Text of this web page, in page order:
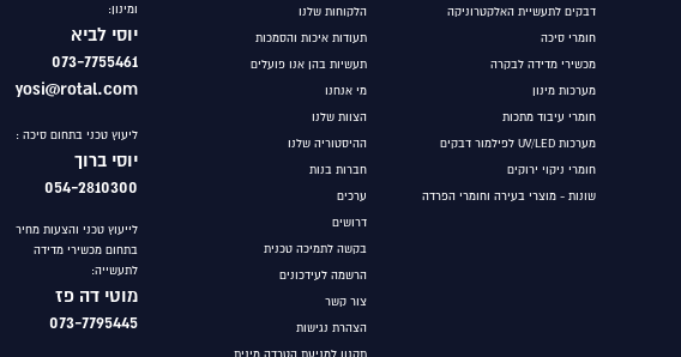
דבקים לתעשיית האלקטרוניקה
חומרי סיכה
מכשירי מדידה לבקרה
מערכות מינון
חומרי עיבוד מתכות
מערכות UV/LED לפילמור דבקים
חומרי ניקוי ירוקים
שונות - מוצרי בעירה וחומרי הפרדה
הלקוחות שלנו
תעודות איכות והסמכות
תעשיות בהן אנו פועלים
מי אנחנו
הצוות שלנו
ההיסטוריה שלנו
חברות בנות
ערכים
דרושים
בקשה לתמיכה טכנית
הרשמה לעידכונים
צור קשר
הצהרת נגישות
תקנון למניעת הטרדה מינית
ומינון:
יוסי לביא
073-7755461
yosi@rotal.com
ליעוץ טכני בתחום סיכה :
יוסי ברוך
054-2810300
לייעוץ טכני והצעות מחיר
בתחום מכשירי מדידה
לתעשייה:
מוטי דה פז
073-7795445